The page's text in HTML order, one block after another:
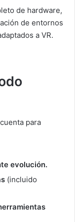
de hardware,
de entornos
a VR.
para
evolución.
(incluido